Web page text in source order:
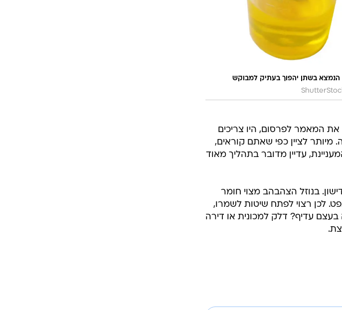
הנמצא בשתן יהפוך בעתיק למבוקש
את המאמר לפרסום, היו צריכים
מיותר לציין כפי שאתם קוראים,
עדיין מדובר בתהליך מאוד
בנוזל הצהבהב מצוי חומר
לכן רצוי לפתח שיטות לשמרו,
עדיף? דלק למכונית או דירה